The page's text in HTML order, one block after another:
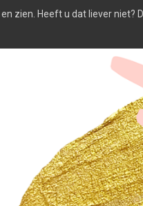
zien. Heeft u dat liever niet?